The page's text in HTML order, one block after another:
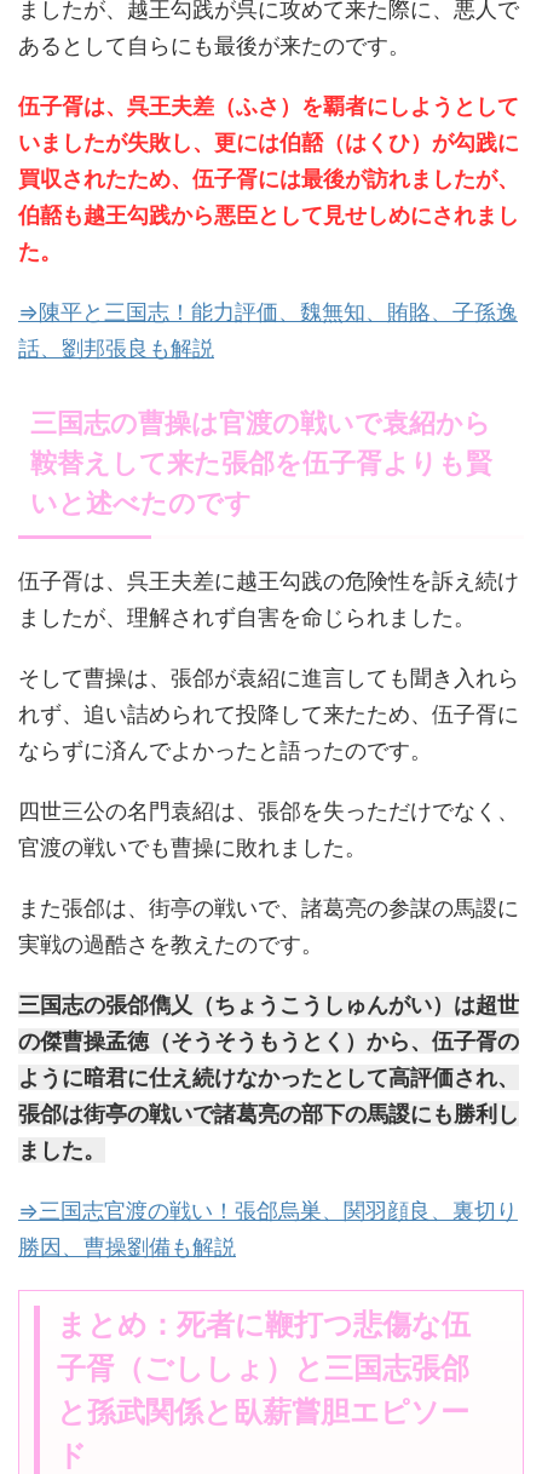
ましたが、越王勾践が呉に攻めて来た際に、悪人で
あるとして自らにも最後が来たのです。
伍子胥は、呉王夫差（ふさ）を覇者にしようとして
いましたが失敗し、更には伯嚭（はくひ）が勾践に
買収されたため、伍子胥には最後が訪れましたが、
伯嚭も越王勾践から悪臣として見せしめにされまし
た。
⇒陳平と三国志！能力評価、魏無知、賄賂、子孫逸
話、劉邦張良も解説
三国志の曹操は官渡の戦いで袁紹から
鞍替えして来た張郃を伍子胥よりも賢
いと述べたのです
伍子胥は、呉王夫差に越王勾践の危険性を訴え続け
ましたが、理解されず自害を命じられました。
そして曹操は、張郃が袁紹に進言しても聞き入れら
れず、追い詰められて投降して来たため、伍子胥に
ならずに済んでよかったと語ったのです。
四世三公の名門袁紹は、張郃を失っただけでなく、
官渡の戦いでも曹操に敗れました。
また張郃は、街亭の戦いで、諸葛亮の参謀の馬謖に
実戦の過酷さを教えたのです。
三国志の張郃儁乂（ちょうこうしゅんがい）は超世
の傑曹操孟徳（そうそうもうとく）から、伍子胥の
ように暗君に仕え続けなかったとして高評価され、
張郃は街亭の戦いで諸葛亮の部下の馬謖にも勝利し
ました。
⇒三国志官渡の戦い！張郃烏巣、関羽顔良、裏切り
勝因、曹操劉備も解説
まとめ：死者に鞭打つ悲傷な伍
子胥（ごししょ）と三国志張郃
と孫武関係と臥薪嘗胆エピソー
ド